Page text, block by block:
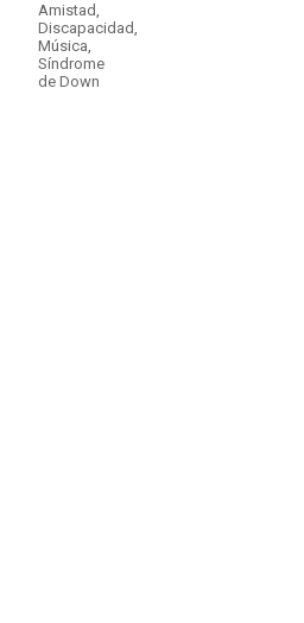
Amistad,
Discapacidad,
Música,
Síndrome
de Down